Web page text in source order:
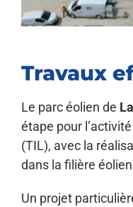
Travaux
Le parc éolien de
étape pour
(TIL), avec la
dans la filière
Un projet